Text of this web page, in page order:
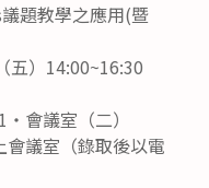
題教學之應用(暨
五）14:00~16:30
會議室（二）
議室（錄取後以電